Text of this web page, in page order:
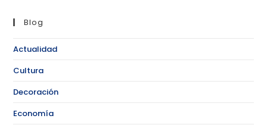
Blog
Actualidad
Cultura
Decoración
Economía